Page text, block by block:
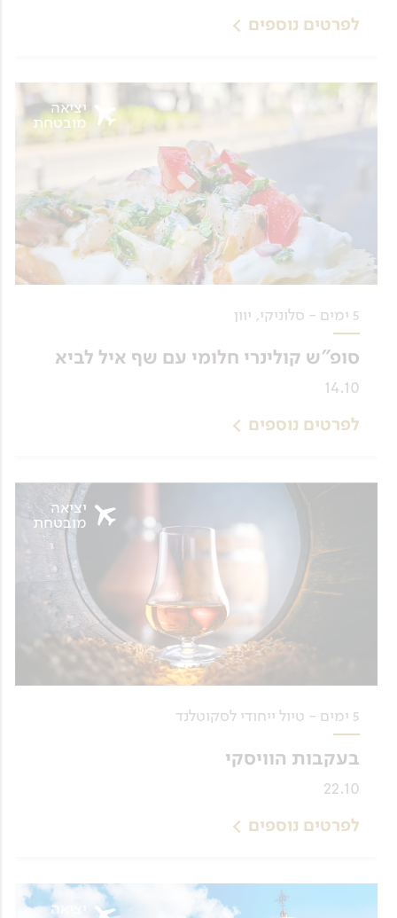
לפרטים נוספים
5 ימים - סלוניקי, יוון
סופ"ש קולינרי חלומי עם שף איל לביא
14.10
לפרטים נוספים
יציאה
מובטחת
5 ימים - טיול ייחודי לסקוטלנד
בעקבות הוויסקי
22.10
לפרטים נוספים
יציאה
מובטחת
יציאה